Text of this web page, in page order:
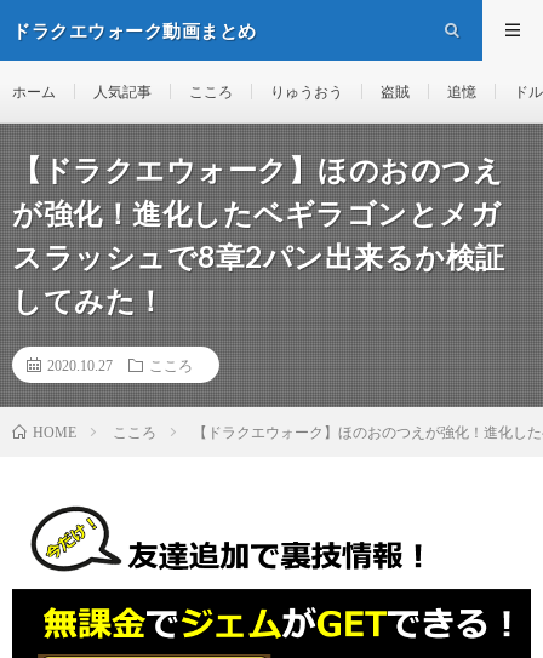
ドラクエウォーク動画まとめ
ホーム 人気記事 こころ りゅうおう 盗賊 追憶 ド
【ドラクエウォーク】ほのおのつえ
が強化！進化したベギラゴンとメガ
スラッシュで8章2パン出来るか検証
してみた！
2020.10.27 こころ
HOME こころ 【ドラクエウォーク】ほのおのつえが強化！進化